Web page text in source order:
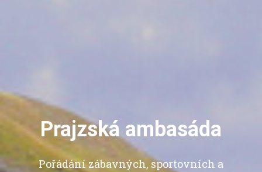
Prajzská ambasáda
Pořádání zábavných, sportovních a